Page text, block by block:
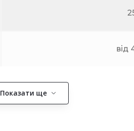
від
Показати ще